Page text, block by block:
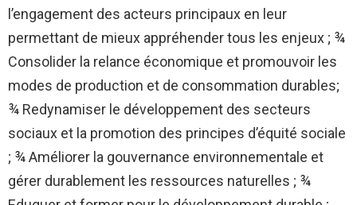
l’engagement des acteurs principaux en leur
permettant de mieux appréhender tous les enjeux ; ¾
Consolider la relance économique et promouvoir les
modes de production et de consommation durables;
¾ Redynamiser le développement des secteurs
sociaux et la promotion des principes d’équité sociale
; ¾ Améliorer la gouvernance environnementale et
gérer durablement les ressources naturelles ; ¾